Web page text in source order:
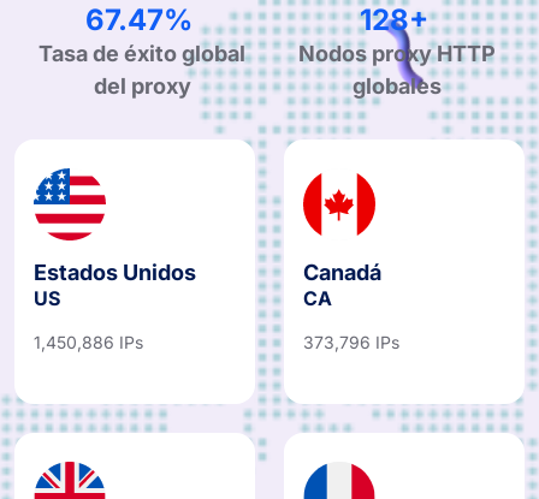
99.90%
Tasa de éxito global
del proxy
190+
Nodos proxy HTTP
globales
Estados Unidos
US
1,450,886 IPs
Canadá
CA
373,796 IPs